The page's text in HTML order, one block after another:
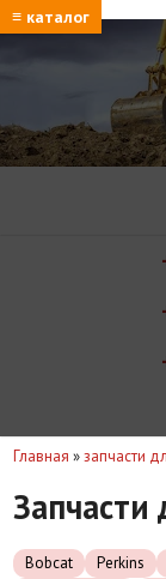
≡ каталог
Главная »запчасти
Запчасти
Bobcat Perkins